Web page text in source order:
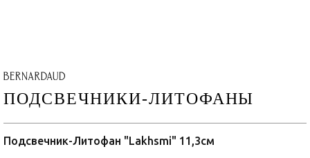
ПОДСВЕЧНИКИ-ЛИТОФАНЫ
Подсвечник-Литофан "Lakhsmi" 11,3см